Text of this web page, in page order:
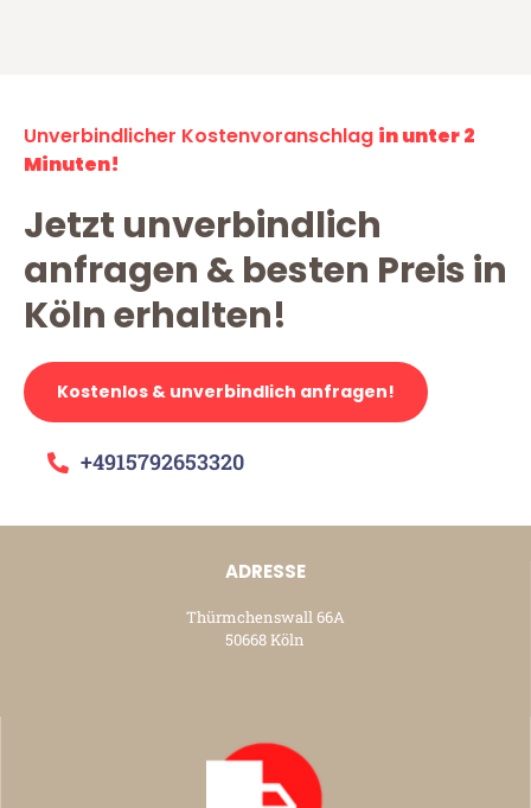
Unverbindlicher Kostenvoranschlag in unter 2
Minuten!
Jetzt unverbindlich
anfragen & besten Preis in
Köln erhalten!
Kostenlos & unverbindlich anfragen!
+4915792653320
ADRESSE
Thürmchenswall 66A
50668 Köln